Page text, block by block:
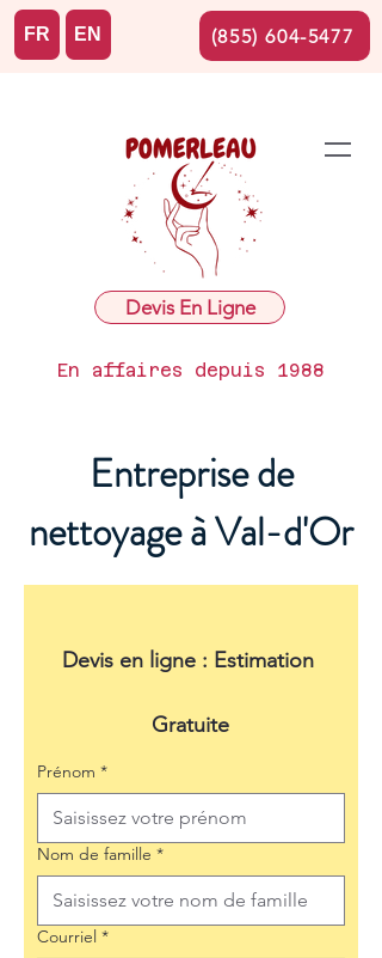
Devis En Ligne
En affaires depuis 1988
FR EN (855) 604-5477
Entreprise de
nettoyage à Val-d'Or
Devis en ligne : Estimation
Gratuite
Prénom *
Nom de famille *
Courriel *